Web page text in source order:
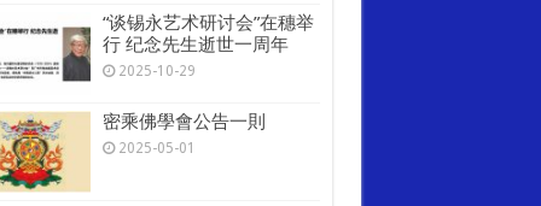
“谈锡永艺术研讨会”在穗举
行 纪念先生逝世一周年
2025-10-29
密乘佛學會公告一則
2025-05-01